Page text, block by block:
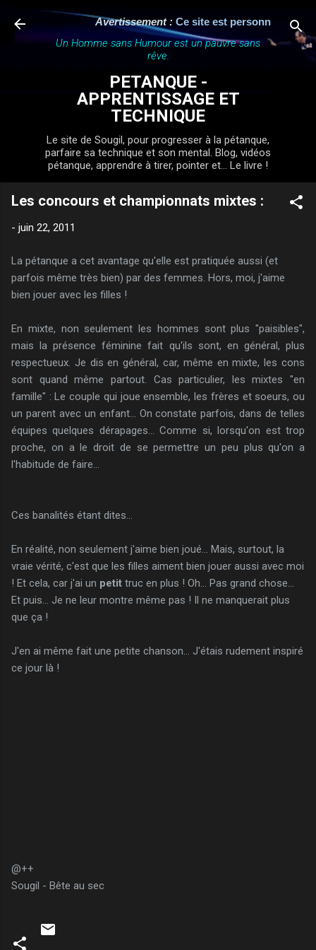
Accéder au contenu principal
Avertissement : Ce site est personnel,
Un Homme sans Humour est un pauvre sans
rêve.
PETANQUE -
APPRENTISSAGE ET
TECHNIQUE
Le site de Sougil, pour progresser à la pétanque,
parfaire sa technique et son mental. Blog, vidéos
pétanque, apprendre à tirer, pointer et... Le livre !
Les concours et championnats mixtes :
- juin 22, 2011
La pétanque a cet avantage qu'elle est pratiquée aussi (et
parfois même très bien) par des femmes. Hors, moi, j'aime
bien jouer avec les filles !
En mixte, non seulement les hommes sont plus "paisibles",
mais la présence féminine fait qu'ils sont, en général, plus
respectueux. Je dis en général, car, même en mixte, les cons
sont quand même partout. Cas particulier, les mixtes "en
famille" : Le couple qui joue ensemble, les frères et soeurs, ou
un parent avec un enfant... On constate parfois, dans de telles
équipes quelques dérapages... Comme si, lorsqu'on est trop
proche, on a le droit de se permettre un peu plus qu'on a
l'habitude de faire...
Ces banalités étant dites...
En réalité, non seulement j'aime bien joué... Mais, surtout, la
vraie vérité, c'est que les filles aiment bien jouer aussi avec moi
! Et cela, car j'ai un petit truc en plus ! Oh... Pas grand chose...
Et puis... Je ne leur montre même pas ! Il ne manquerait plus
que ça !
J'en ai même fait une petite chanson... J'étais rudement inspiré
ce jour là !
@++
Sougil - Bête au sec